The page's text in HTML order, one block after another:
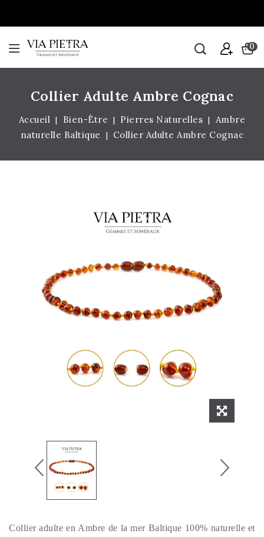
0
Collier Adulte Ambre Cognac
Accueil Bien-Être Pierres Naturelles
Ambre
naturelle Baltique
Collier Adulte Ambre Cognac
Collier adulte en Ambre de la mer Baltique 100% naturelle et